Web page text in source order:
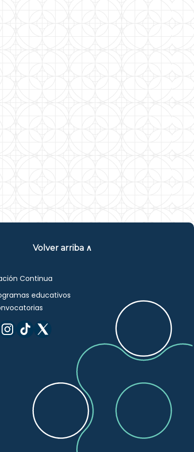
Volver arriba ∧
Continua
educativos